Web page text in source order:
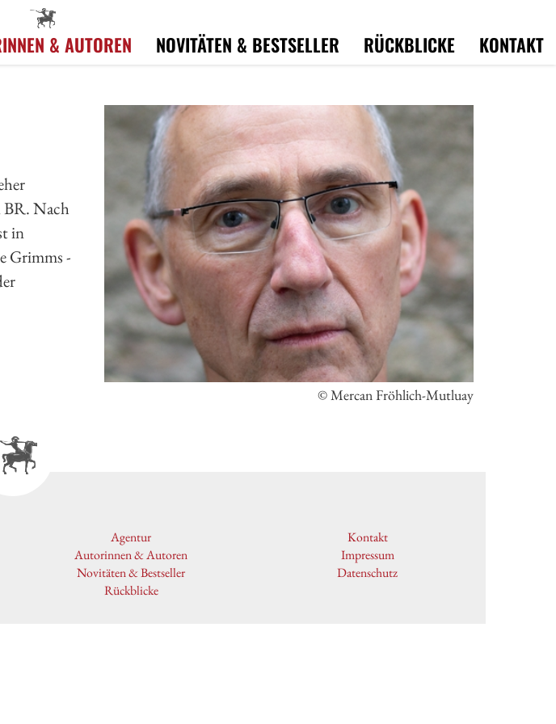
& AUTOREN NOVITÄTEN & BESTSELLER RÜCKBLICKE KONTAKT
Nach
in
Grimms -
© Mercan Fröhlich-Mutluay
Agentur
Autorinnen & Autoren
Novitäten & Bestseller
Rückblicke
Kontakt
Impressum
Datenschutz